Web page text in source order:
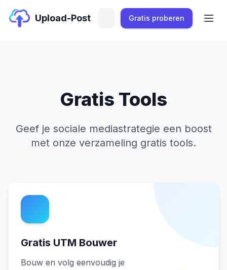
Upload-Post Gratis proberen
Gratis Tools
Geef je sociale mediastrategie een boost
met onze verzameling gratis tools.
Gratis UTM Bouwer
Bouw en volg eenvoudig je